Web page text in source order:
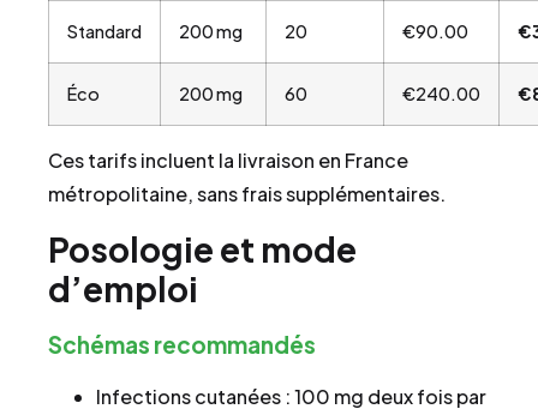
Standard 200 mg 20 €90.00
Éco 200 mg 60 €240.00
Ces tarifs incluent la livraison en France
métropolitaine, sans frais supplémentaires.
Posologie et mode
d’emploi
Schémas recommandés
Infections cutanées : 100 mg deux fois par